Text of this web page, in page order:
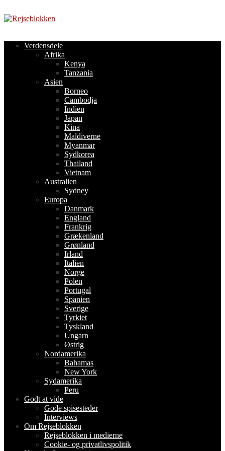
til
Verdensdele
Afrika
Kenya
Tanzania
Asien
Borneo
Cambodja
Indien
Japan
Kina
Maldiverne
Myanmar
Sydkorea
Thailand
Vietnam
Australien
Sydney
Europa
Danmark
England
Frankrig
Grækenland
Grønland
Irland
Italien
Norge
Polen
Portugal
Spanien
Sverige
Tyrkiet
Tyskland
Ungarn
Østrig
Nordamerika
Bahamas
New York
Sydamerika
Peru
Godt at vide
Gode spisesteder
Interviews
Om Rejseblokken
Rejseblokken i medierne
Cookie- og privatlivspolitik